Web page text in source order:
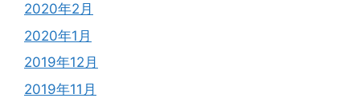
2020年2月
2020年1月
2019年12月
2019年11月